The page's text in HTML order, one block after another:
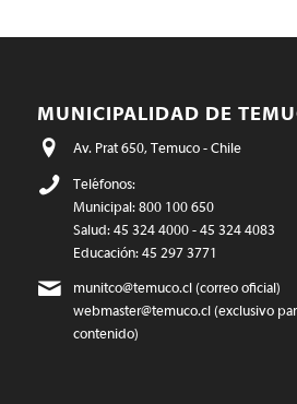
MUNICIPALIDAD DE
Av. Prat 650, Temuco - Chile
Teléfonos:
Municipal: 800 100 650
Salud: 45 324 4000 - 45 324 4083
Educación: 45 297 3771
munitco@temuco.cl(correo oficial)
webmaster@temuco.cl(exclusivo
contenido)